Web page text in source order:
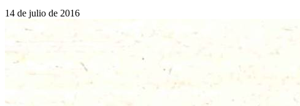
14 de julio de 2016